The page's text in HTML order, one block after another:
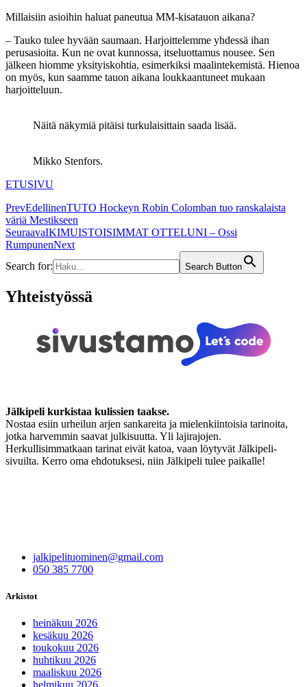
Millaisiin asioihin haluat paneutua MM-kisatauon aikana?
– Tauko tulee hyvään saumaan. Harjoittelemme yhdessä ihan
perusasioita. Kun ne ovat kunnossa, itseluottamus nousee. Sen
jälkeen hiomme yksityiskohtia, esimerkiksi maalintekemistä. Hienoa
on myös, kun saamme tauon aikana loukkaantuneet mukaan
harjoitteluun.
Näitä näkymiä pitäisi turkulaisittain saada lisää.
Mikko Stenfors.
ETUSIVU
PrevEdellinenTUTO Hockeyn Robin Colomban tuo ranskalaista
väriä Mestikseen
SeuraavaIKIMUISTOISIMMAT OTTELUNI – Ossi
RumpunenNext
Search for:
Search Button
Yhteistyössä
Jälkipeli kurkistaa kulissien taakse.
Nostaa esiin urheilun arjen sankareita ja mielenkiintoisia tarinoita,
jotka harvemmin saavat julkisuutta. Yli lajirajojen.
Herkullisimmatkaan tarinat eivät katoa, vaan löytyvät Jälkipeli-
sivuilta. Kerro oma ehdotuksesi, niin Jälkipeli tulee paikalle!
jalkipelituominen@gmail.com
050 385 7700
Arkistot
heinäkuu 2026
kesäkuu 2026
toukokuu 2026
huhtikuu 2026
maaliskuu 2026
helmikuu 2026